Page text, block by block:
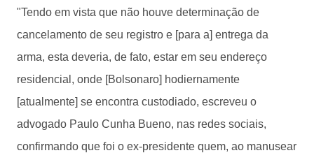
"Tendo em vista que não houve determinação de
cancelamento de seu registro e [para a] entrega da
arma, esta deveria, de fato, estar em seu endereço
residencial, onde [Bolsonaro] hodiernamente
[atualmente] se encontra custodiado, escreveu o
advogado Paulo Cunha Bueno, nas redes sociais,
confirmando que foi o ex-presidente quem, ao manusear